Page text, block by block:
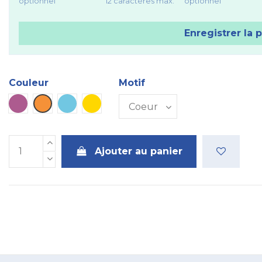
Enregistrer la
Couleur
Violet
OrangeBleu cielDorée
Motif
Ajouter au panier